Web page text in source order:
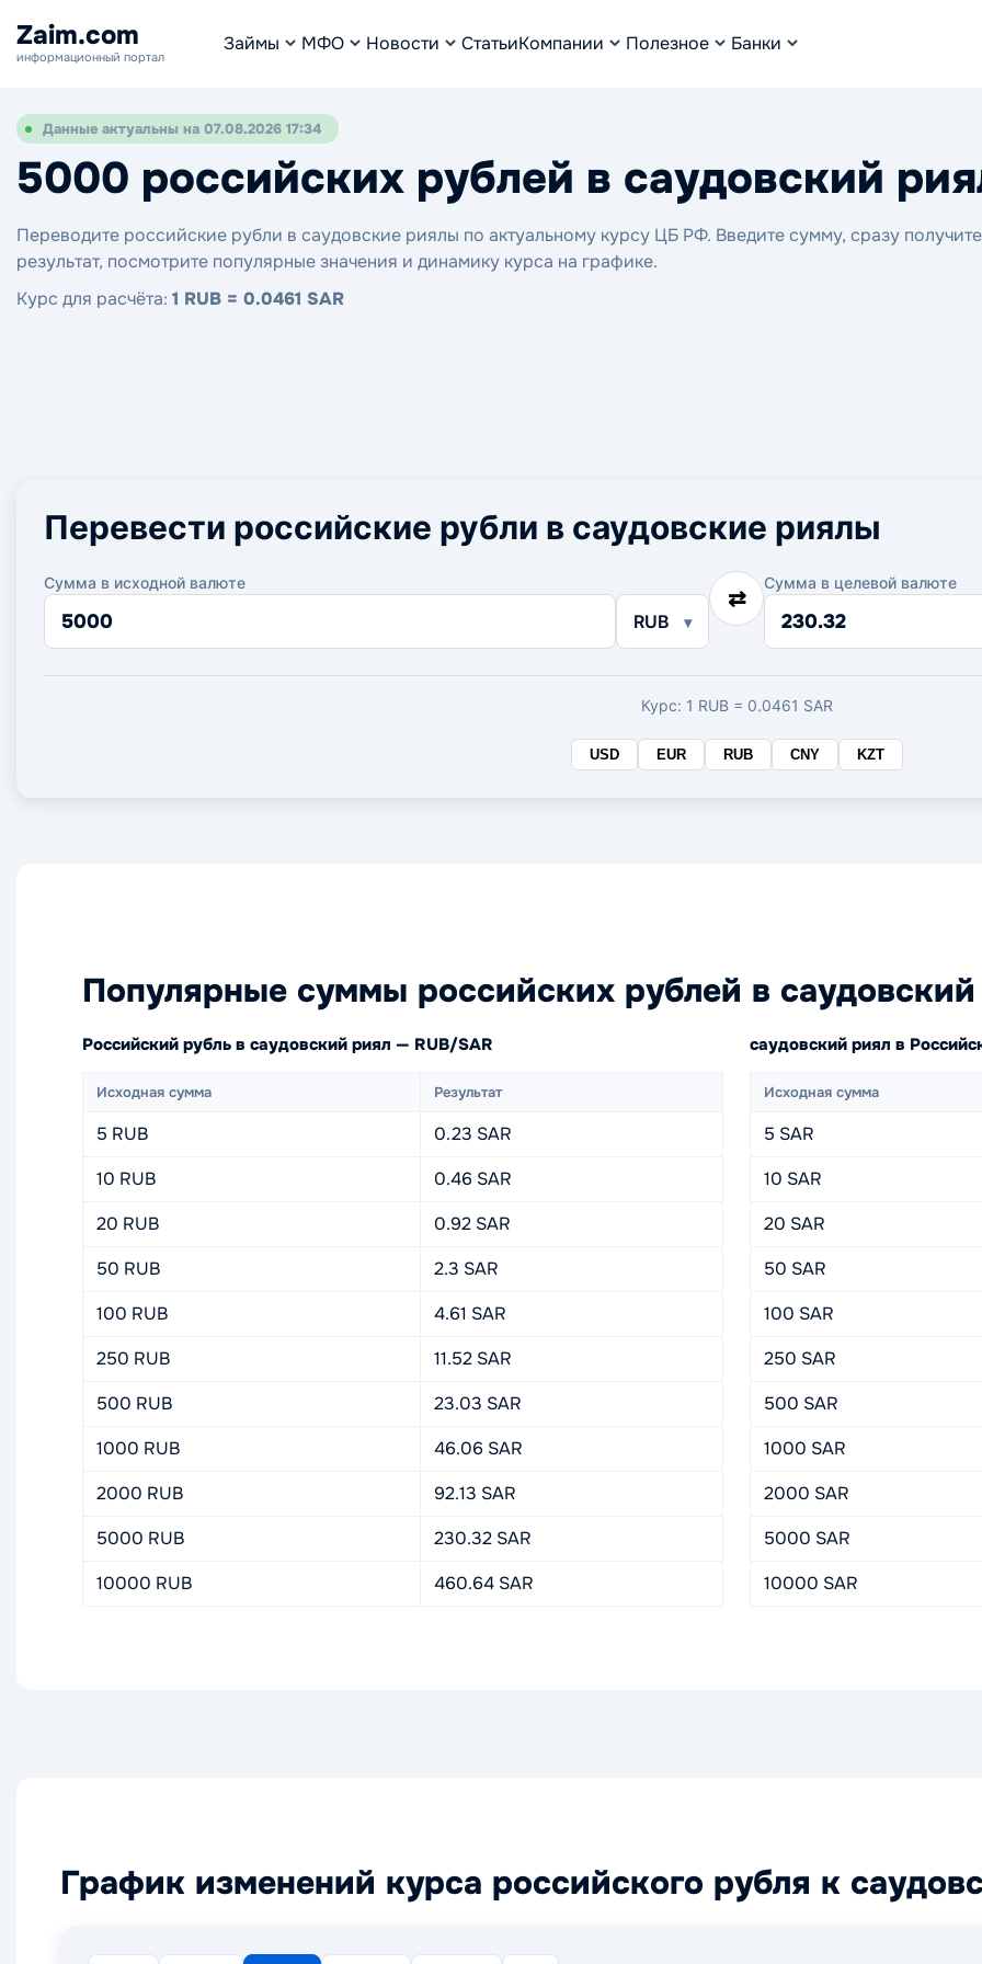
Zaim.com
информационный портал
Займы МФО Новости СтатьиКомпании Полезное Банки
Данные актуальны на 07.08.2026 17:34
5000 российских рублей в саудовский
Переводите российские рубли в саудовские риялы по актуальному курсу ЦБ РФ. Введите сумму, сразу получите
результат, посмотрите популярные значения и динамику курса на графике.
Курс для расчёта: 1 RUB = 0.0461 SAR
Перевести российские рубли в саудовские риялы
Сумма в исходной валюте
Сумма
RUB
⇄
Сумма в целевой валюте
Сумма
Курс: 1 RUB = 0.0461 SAR
USD EUR RUB CNY KZT
Популярные суммы российских рублей в
Российский рубль в саудовский риял — RUB/SAR
Исходная сумма Результат
5 RUB
0.23 SAR
10 RUB
0.46 SAR
20 RUB
0.92 SAR
50 RUB
2.3 SAR
100 RUB
4.61 SAR
250 RUB
11.52 SAR
500 RUB
23.03 SAR
1000 RUB
46.06 SAR
2000 RUB
92.13 SAR
5000 RUB
230.32 SAR
10000 RUB
460.64 SAR
саудовский риял в
Исходная сумма
5 SAR
10 SAR
20 SAR
50 SAR
100 SAR
250 SAR
500 SAR
1000 SAR
2000 SAR
5000 SAR
10000 SAR
График изменений курса российского рубля к